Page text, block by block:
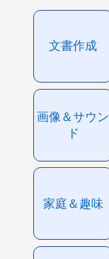
文書作成
画像＆サウン
ド
家庭＆趣味